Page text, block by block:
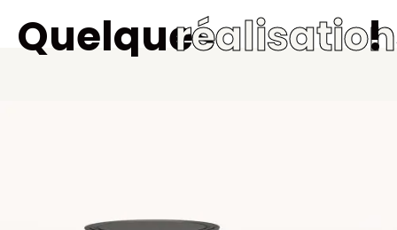
Quelques !